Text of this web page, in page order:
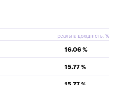
реальна дохідність, %
16.06 %
15.77 %